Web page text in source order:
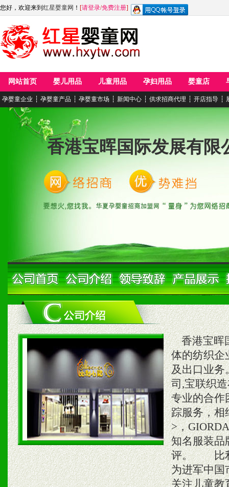
您好，欢迎来到 红星婴童网 ！ [请登录/免费注册]
网站首页 婴儿用品 儿童用品 孕妇用品 婴童店
孕婴童企业 ┆ 孕婴童产品 ┆ 孕婴童市场 ┆ 新闻中心 ┆ 供求招商代理 ┆ 开店指导 ┆
香港宝晖国际发展有限
香港宝晖
体的纺织企
及出口业务
司,宝联织
专业的合作
踪服务，相
>，
知名服装品
评。 比利
为进军中国
关注儿童教